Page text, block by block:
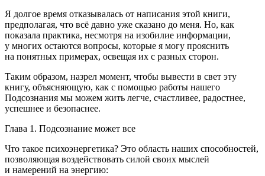
Я долгое время отказывалась от написания этой книги,
предполагая, что всё давно уже сказано до меня. Но, как
показала практика, несмотря на изобилие информации,
у многих остаются вопросы, которые я могу прояснить
на понятных примерах, освещая их с разных сторон.
Таким образом, назрел момент, чтобы вывести в свет эту
книгу, объясняющую, как с помощью работы нашего
Подсознания мы можем жить легче, счастливее, радостнее,
успешнее и безопаснее.
Глава 1. Подсознание может все
Что такое психоэнергетика? Это область наших способностей,
позволяющая воздействовать силой своих мыслей
и намерений на энергию: